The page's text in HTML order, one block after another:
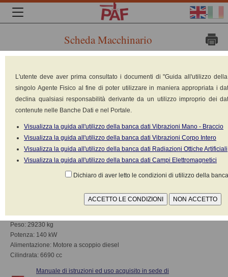
Scheda Macchinario
Modello: PC290NCL-8
Tipologia: Escavatore a cingoli
Costruito nel: 2007
Peso: 29230 kg
Potenza: 140 kW
Alimentazione: Motore a scoppio diesel
Cilindrata: 6690 cc
Manuale di istruzioni ed uso acquisito in sede di
L'utente deve aver prima consultato i documenti di "Guida all'utilizzo
singolo Agente Fisico al fine di poter utilizzare in maniera appropriata i
declina qualsiasi responsabilità derivante da un utilizzo improprio dei
contenute nelle Banche Dati e nel Portale.
Visualizza la guida all'utilizzo della banca dati Vibrazioni Mano - Braccio
Visualizza la guida all'utilizzo della banca dati Vibrazioni Corpo Intero
Visualizza la guida all'utilizzo della banca dati Radiazioni Ottiche Artificiali
Visualizza la guida all'utilizzo della banca dati Campi Elettromagnetici
Dichiaro di aver letto le condizioni di utilizzo della